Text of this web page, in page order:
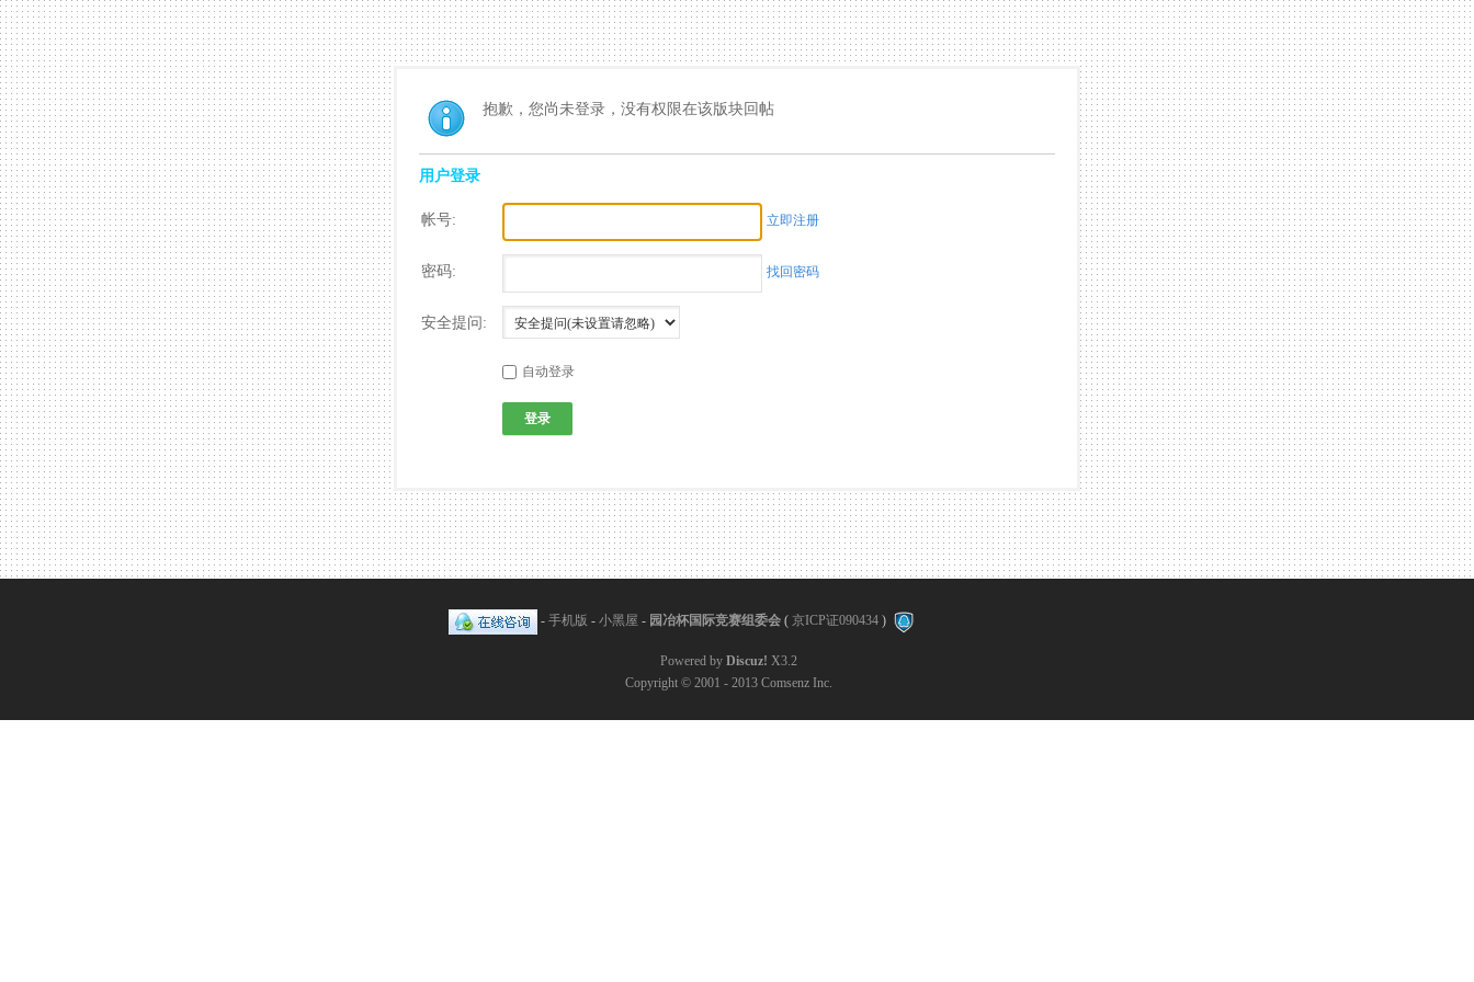
抱歉，您尚未登录，没有权限在该版块回帖
用户登录
帐号: 立即注册
密码: 找回密码
安全提问:
自动登录
登录
- 手机版 - 小黑屋 - 园冶杯国际竞赛组委会 ( 京ICP证090434 )
Powered by Discuz! X3.2
Copyright © 2001 - 2013 Comsenz Inc.